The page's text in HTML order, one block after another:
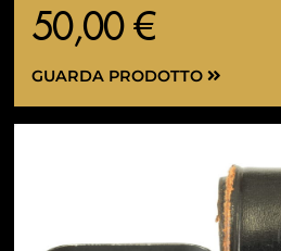
50,00 €
GUARDA PRODOTTO